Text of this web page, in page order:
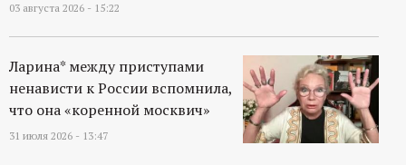
03 августа 2026 - 15:22
Ларина* между приступами
ненависти к России вспомнила,
что она «коренной москвич»
31 июля 2026 - 13:47